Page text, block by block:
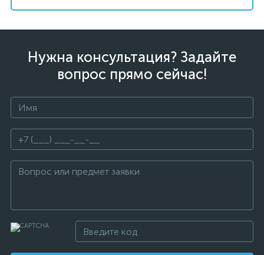
Нужна консультация? Задайте
вопрос прямо сейчас!